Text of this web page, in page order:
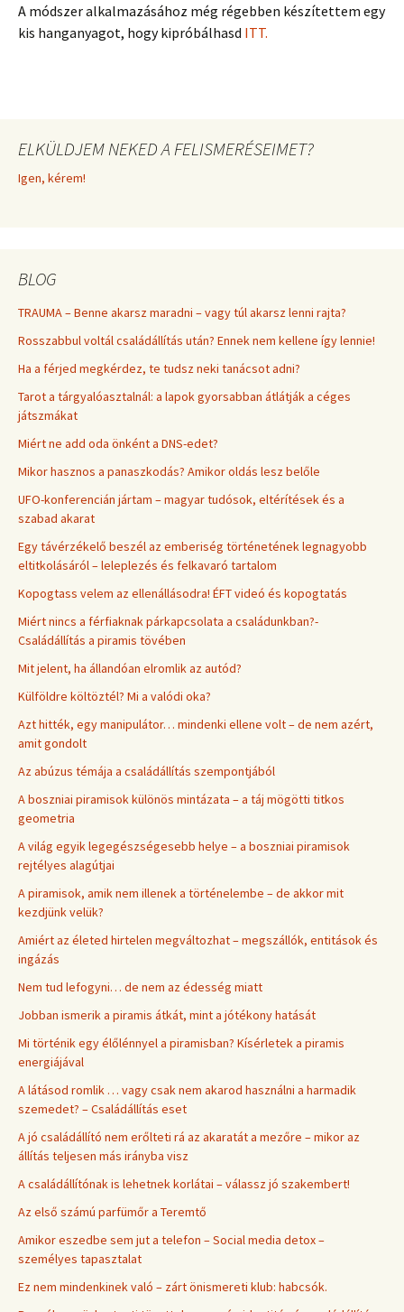
A módszer alkalmazásához még régebben készítettem egy
kis hanganyagot, hogy kipróbálhasd ITT.
ELKÜLDJEM NEKED A FELISMERÉSEIMET?
Igen, kérem!
BLOG
TRAUMA – Benne akarsz maradni – vagy túl akarsz lenni rajta?
Rosszabbul voltál családállítás után? Ennek nem kellene így lennie!
Ha a férjed megkérdez, te tudsz neki tanácsot adni?
Tarot a tárgyalóasztalnál: a lapok gyorsabban átlátják a céges
játszmákat
Miért ne add oda önként a DNS-edet?
Mikor hasznos a panaszkodás? Amikor oldás lesz belőle
UFO-konferencián jártam – magyar tudósok, eltérítések és a
szabad akarat
Egy távérzékelő beszél az emberiség történetének legnagyobb
eltitkolásáról – leleplezés és felkavaró tartalom
Kopogtass velem az ellenállásodra! ÉFT videó és kopogtatás
Miért nincs a férfiaknak párkapcsolata a családunkban?-
Családállítás a piramis tövében
Mit jelent, ha állandóan elromlik az autód?
Külföldre költöztél? Mi a valódi oka?
Azt hitték, egy manipulátor… mindenki ellene volt – de nem azért,
amit gondolt
Az abúzus témája a családállítás szempontjából
A boszniai piramisok különös mintázata – a táj mögötti titkos
geometria
A világ egyik legegészségesebb helye – a boszniai piramisok
rejtélyes alagútjai
A piramisok, amik nem illenek a történelembe – de akkor mit
kezdjünk velük?
Amiért az életed hirtelen megváltozhat – megszállók, entitások és
ingázás
Nem tud lefogyni… de nem az édesség miatt
Jobban ismerik a piramis átkát, mint a jótékony hatását
Mi történik egy élőlénnyel a piramisban? Kísérletek a piramis
energiájával
A látásod romlik … vagy csak nem akarod használni a harmadik
szemedet? – Családállítás eset
A jó családállító nem erőlteti rá az akaratát a mezőre – mikor az
állítás teljesen más irányba visz
A családállítónak is lehetnek korlátai – válassz jó szakembert!
Az első számú parfümőr a Teremtő
Amikor eszedbe sem jut a telefon – Social media detox –
személyes tapasztalat
Ez nem mindenkinek való – zárt önismereti klub: habcsók.